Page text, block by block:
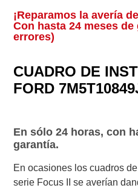
¡Reparamos la avería
Con hasta 24 meses
errores)
CUADRO DE
FORD
En sólo 24 horas, con
garantía.
En ocasiones los cuadros
serie Focus II se averían